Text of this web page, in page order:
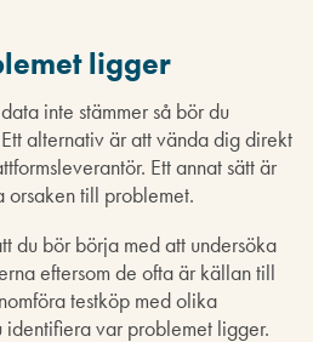
ligger
inte stämmer så bör du
alternativ är att vända dig direkt
Ett annat sätt är
orsaken till problemet.
du bör börja med att undersöka
eftersom de ofta är källan till
testköp med olika
identifiera var problemet ligger.